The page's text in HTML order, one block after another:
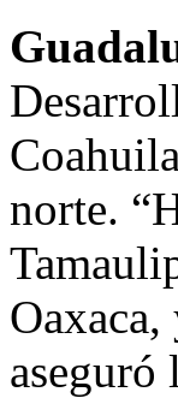
norte.
aseguró